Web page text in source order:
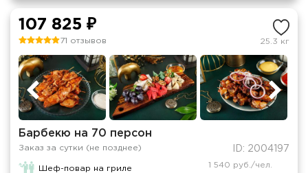
107 825 ₽
71 отзывов 25.3 кг
Барбекю на 70 персон
Заказ за сутки (не позднее) ID: 2004197
Шеф-повар на гриле 1 540 руб./чел.